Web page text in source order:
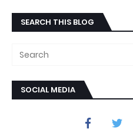
SEARCH THIS BLOG
SOCIAL MEDIA